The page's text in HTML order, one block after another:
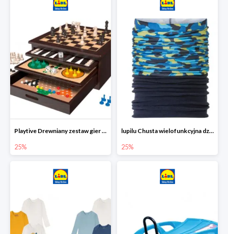
Playtive Drewniany zestaw gier 10 w 1
25%
lupilu Chusta wielofunkcyjna dziecięca
25%